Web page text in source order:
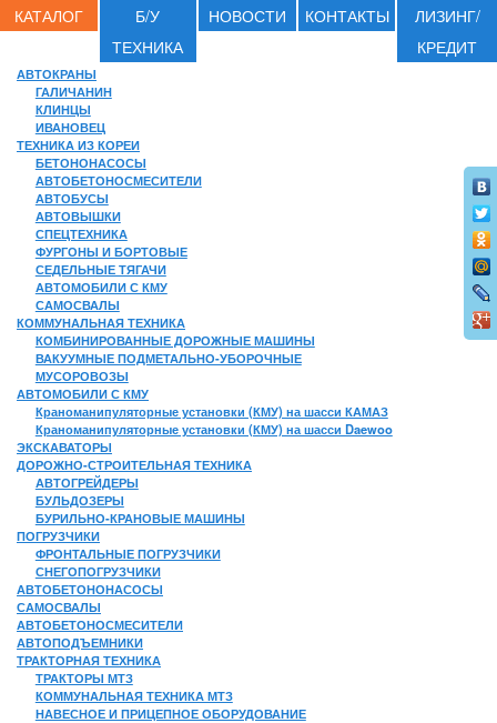
КАТАЛОГ
Б/У
ТЕХНИКА
НОВОСТИ КОНТАКТЫ
ЛИЗИНГ/
КРЕДИТ
АВТОКРАНЫ
ГАЛИЧАНИН
КЛИНЦЫ
ИВАНОВЕЦ
ТЕХНИКА ИЗ КОРЕИ
БЕТОНОНАСОСЫ
АВТОБЕТОНОСМЕСИТЕЛИ
АВТОБУСЫ
АВТОВЫШКИ
СПЕЦТЕХНИКА
ФУРГОНЫ И БОРТОВЫЕ
СЕДЕЛЬНЫЕ ТЯГАЧИ
АВТОМОБИЛИ С КМУ
САМОСВАЛЫ
КОММУНАЛЬНАЯ ТЕХНИКА
КОМБИНИРОВАННЫЕ ДОРОЖНЫЕ МАШИНЫ
ВАКУУМНЫЕ ПОДМЕТАЛЬНО-УБОРОЧНЫЕ
МУСОРОВОЗЫ
АВТОМОБИЛИ С КМУ
Краноманипуляторные установки (КМУ) на шасси КАМАЗ
Краноманипуляторные установки (КМУ) на шасси Daewoo
ЭКСКАВАТОРЫ
ДОРОЖНО-СТРОИТЕЛЬНАЯ ТЕХНИКА
АВТОГРЕЙДЕРЫ
БУЛЬДОЗЕРЫ
БУРИЛЬНО-КРАНОВЫЕ МАШИНЫ
ПОГРУЗЧИКИ
ФРОНТАЛЬНЫЕ ПОГРУЗЧИКИ
СНЕГОПОГРУЗЧИКИ
АВТОБЕТОНОНАСОСЫ
САМОСВАЛЫ
АВТОБЕТОНОСМЕСИТЕЛИ
АВТОПОДЪЕМНИКИ
ТРАКТОРНАЯ ТЕХНИКА
ТРАКТОРЫ МТЗ
КОММУНАЛЬНАЯ ТЕХНИКА МТЗ
НАВЕСНОЕ И ПРИЦЕПНОЕ ОБОРУДОВАНИЕ